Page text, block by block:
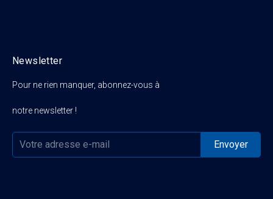
Pour ne rien manquer, abonnez-vous à
notre newsletter !
Newsletter